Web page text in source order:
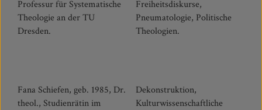
Professur für Systematische
Theologie an der TU
Dresden.
Freiheitsdiskurse,
Pneumatologie, Politische
Theologien.
Fana Schiefen, geb. 1985, Dr.
theol., Studienrätin im
Dekonstruktion,
Kulturwissenschaftliche